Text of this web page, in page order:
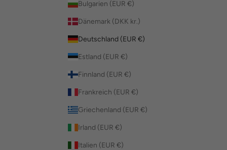
Bulgarien (EUR €)
Dänemark (DKK kr.)
Deutschland (EUR €)
Estland (EUR €)
Finnland (EUR €)
Frankreich (EUR €)
Griechenland (EUR €)
Irland (EUR €)
Italien (EUR €)